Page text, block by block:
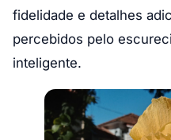
fidelidade e detalhes
percebidos pelo
inteligente.